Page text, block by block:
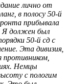
лично от
в полосу 50-й
прибывала
Я должен был
50-й сд с
Эта дивизия,
Немцы
с пологим